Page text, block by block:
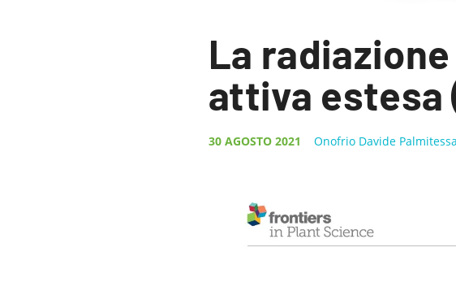
La
attiva estesa
30 AGOSTO 2021 Onofrio Davide Palmitessa